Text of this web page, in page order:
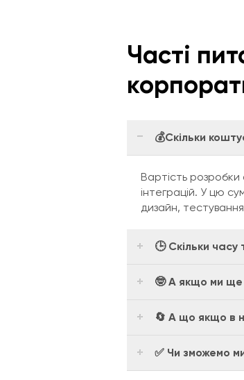
Часті
💰Скільки
Вартість розробки
інтеграцій. У цю
дизайн,
🕒 Скільки
🤓 А якщо ми ще
🔄 А що якщо в
✅ Чи зможемо